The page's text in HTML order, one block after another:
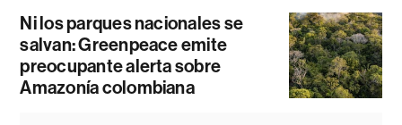
Ni los parques nacionales se
salvan: Greenpeace emite
preocupante alerta sobre
Amazonía colombiana